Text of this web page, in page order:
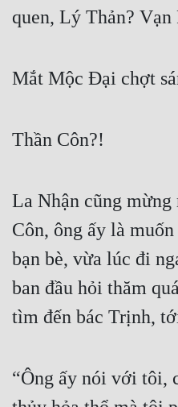
quen, Lý Thản?
Mắt Mộc Đại chợt
Thần Côn?!
La Nhận cũng
Côn, ông ấy là
bạn bè, vừa lúc đi
ban đầu hỏi thăm
tìm đến bác Trịnh,
“Ông ấy nói với tôi,